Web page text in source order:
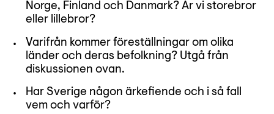
Norge, Finland och Danmark? Är vi storebror
eller lillebror?
Varifrån kommer föreställningar om olika
länder och deras befolkning? Utgå från
diskussionen ovan.
Har Sverige någon ärkefiende och i så fall
vem och varför?